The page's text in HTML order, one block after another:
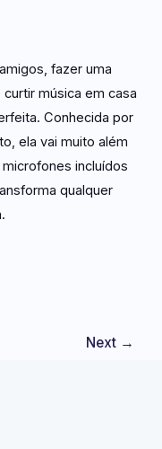
fazer uma
música em casa
Conhecida por
ela vai muito além
incluídos
qualquer
Next →